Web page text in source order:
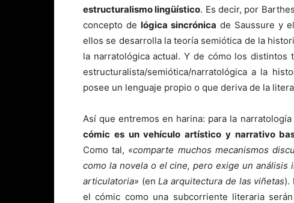
estructuralismo lingüístico. Es decir, por
concepto delógica sincrónica de Saussure y
ellos se desarrolla la teoría semiótica de la
la narratológica actual. Y de cómo los
estructuralista/semiótica/narratológica a la
posee un lenguaje propio o que deriva de la
Así que entremos en harina: para la
cómic es un vehículo artístico y narrativo
Como tal, «comparte muchos mecanismos
como la novela o el cine, pero exige un
articulatoria» (enLa arquitectura de las viñetas).
el cómic como una subcorriente literaria serán